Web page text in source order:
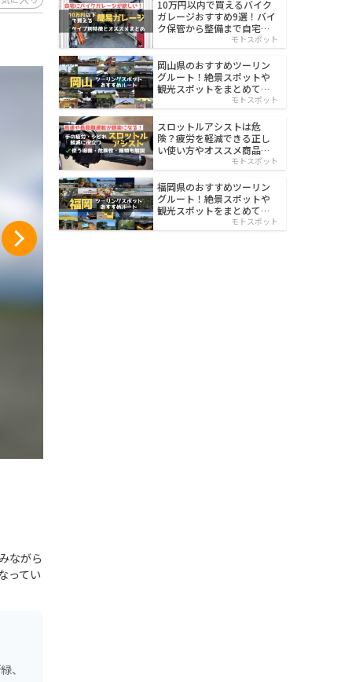
ながら
ってい
、
10万円以内で買えるバイク
ガレージおすすめ9選！バイ
ク保管から整備まで自宅で
モトスポット
岡山県のおすすめツーリン
グルート！絶景スポットや
観光スポットをまとめて紹
モトスポット
スロットルアシストは危
険？疲労を軽減できる正し
い使い方やオススメ商品を
モトスポット
福岡県のおすすめツーリン
グルート！絶景スポットや
観光スポットをまとめて紹
モトスポット